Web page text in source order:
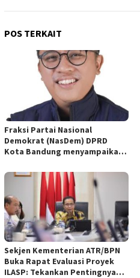
POS TERKAIT
Fraksi Partai Nasional
Demokrat (NasDem) DPRD
Kota Bandung menyampaikan
empat Rancangan Peraturan
Daerah (Raperda) yang
diajukan Pemerintah Kota
Bandung
Sekjen Kementerian ATR/BPN
Buka Rapat Evaluasi Proyek
ILASP: Tekankan Pentingnya